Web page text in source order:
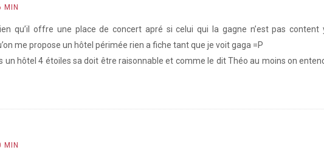
MIN
qu’il offre une place de concert apré si celui qui la gagne n’est pas content
me propose un hôtel périmée rien a fiche tant que je voit gaga =P
un hôtel 4 étoiles sa doit être raisonnable et comme le dit Théo au moins on
MIN